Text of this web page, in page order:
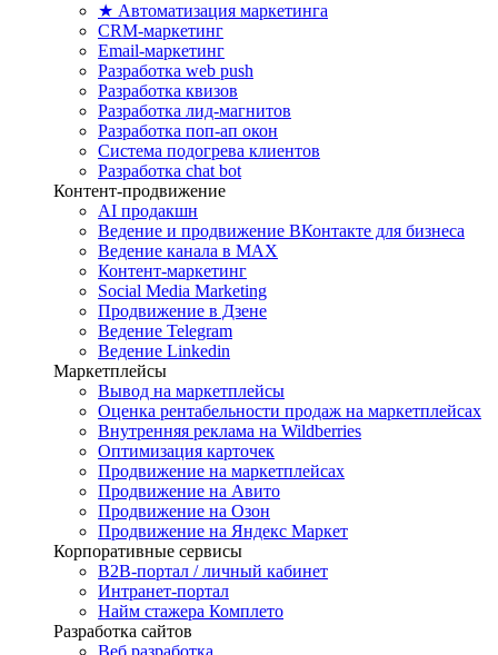
★ Автоматизация маркетинга
CRM-маркетинг
Email-маркетинг
Разработка web push
Разработка квизов
Разработка лид-магнитов
Разработка поп-ап окон
Система подогрева клиентов
Разработка chat bot
Контент-продвижение
AI продакшн
Ведение и продвижение ВКонтакте для бизнеса
Ведение канала в MAX
Контент-маркетинг
Social Media Marketing
Продвижение в Дзене
Ведение Telegram
Ведение Linkedin
Маркетплейсы
Вывод на маркетплейсы
Оценка рентабельности продаж на маркетплейсах
Внутренняя реклама на Wildberries
Оптимизация карточек
Продвижение на маркетплейсах
Продвижение на Авито
Продвижение на Озон
Продвижение на Яндекс Маркет
Корпоративные сервисы
B2B-портал / личный кабинет
Интранет-портал
Найм стажера Комплето
Разработка сайтов
Веб разработка